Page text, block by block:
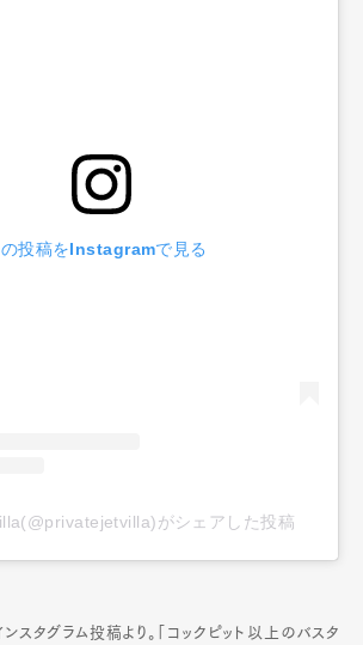
の投稿をInstagramで見る
がシェアした投稿
タグラム投稿より。「コックピット以上のバスタ